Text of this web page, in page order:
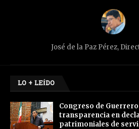
José de la Paz Pérez,
LO + LEÍDO
Congreso de
transparencia en
patrimoniales de